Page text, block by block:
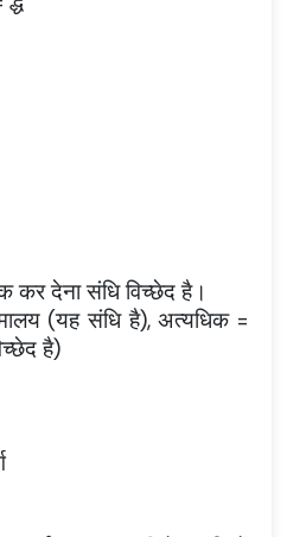
देना संधि विच्छेद है।
(यह संधि है), अत्यधिक =
है)